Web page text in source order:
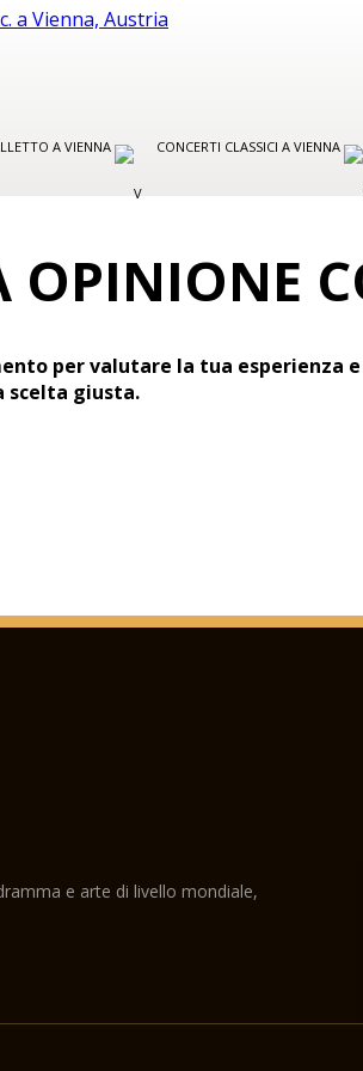
A VIENNA CONCERTI CLASSICI A VIENNA
OPINIONE
per valutare la tua esperienza
scelta giusta.
e arte di livello mondiale,